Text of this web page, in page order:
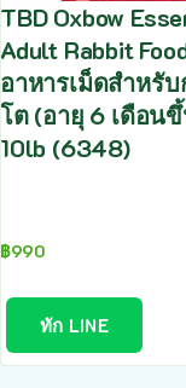
TBD Oxbow
Adult Rabbit
อาหารเม็ดสำหรั
โต (อายุ 6 เดือน
10lb (6348)
฿990
ทัก LINE